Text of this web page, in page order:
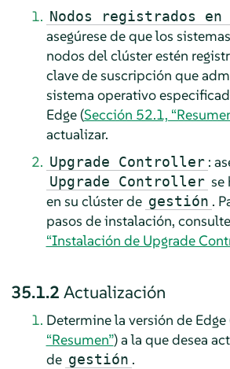
Nodos registrados en
asegúrese de que los
nodos del clúster estén
clave de suscripción que
sistema operativo
Edge (Sección 52.1,
actualizar.
Upgrade Controller :
Upgrade Controller se
en su clúster de gestión .
pasos de instalación,
“Instalación de Upgrade
35.1.2 Actualización
Determine la versión de Edge
“Resumen”) a la que desea
de gestión .